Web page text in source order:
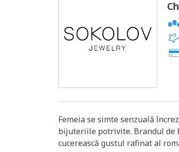
Femeia se simte senzuală
bijuteriile potrivite. Brandul de
cucerească gustul rafinat al